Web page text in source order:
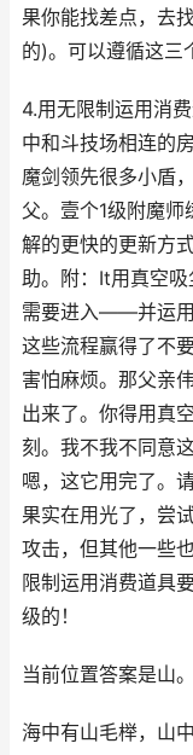
果你能找差点，去
的)。可以遵循这三
4.用无限制运用消
中和斗技场相连的
魔剑领先很多小盾
父。壹个1级附魔
解的更快的更新方
助。附：It用真空
需要进入——并运用
这些流程赢得了不
害怕麻烦。那父亲
出来了。你得用真
刻。我不我不同意
嗯，这它用完了。
果实在用光了，尝
攻击，但其他一些
限制运用消费道具
级的！
当前位置答案是山。
海中有山毛榉，山